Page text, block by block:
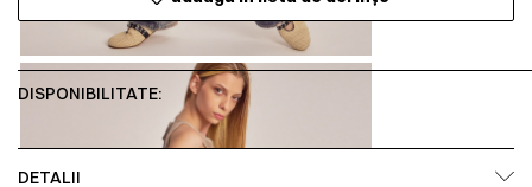
DISPONIBILITATE:
DETALII